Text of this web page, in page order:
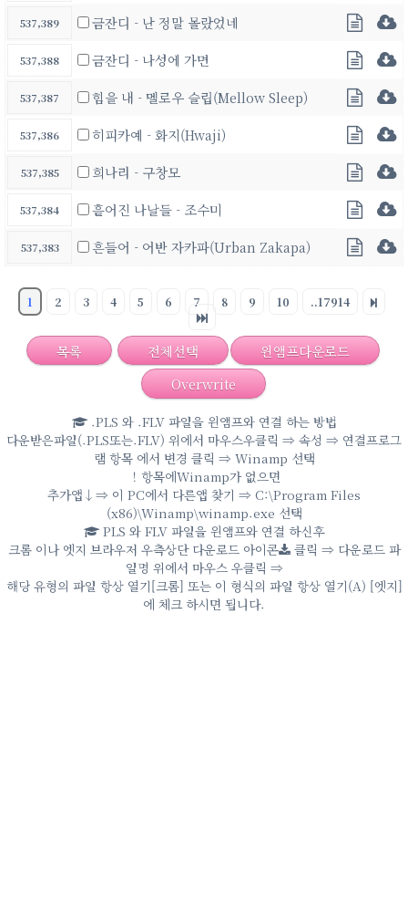
537,389 금잔디 - 난 정말 몰랐었네
537,388 금잔디 - 나성에 가면
537,387 힘을 내 - 멜로우 슬립(Mellow Sleep)
537,386 히피카예 - 화지(Hwaji)
537,385 희나리 - 구창모
537,384 흩어진 나날들 - 조수미
537,383 흔들어 - 어반 자카파(Urban Zakapa)
1 2 3 4 5 6 7 8 9 10 ..17914
목록 전체선택
윈앰프다운로드
Overwrite
.PLS 와 .FLV 파일을 윈앰프와 연결 하는 방법
다운받은파일(.PLS또는.FLV) 위에서 마우스우클릭 ⇒ 속성 ⇒ 연결프로그
램 항목 에서 변경 클릭 ⇒ Winamp 선택
！항목에Winamp가 없으면
추가앱↓⇒ 이 PC에서 다른앱 찾기 ⇒ C:\Program Files
(x86)\Winamp\winamp.exe 선택
PLS 와 FLV 파일을 윈앰프와 연결 하신후
크롬 이나 엣지 브라우저 우측상단 다운로드 아이콘
클릭 ⇒ 다운로드 파
일명 위에서 마우스 우클릭 ⇒
해당 유형의 파일 항상 열기[크롬] 또는 이 형식의 파일 항상 열기(A) [엣지]
에 체크 하시면 됩니다.